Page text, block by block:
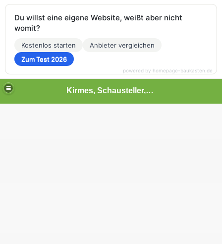
Kirmes, Schausteller,Volksfest,Chilbi,Rummel und vieles mehr
Du willst eine eigene Website, weißt aber nicht
womit?
Kostenlos starten
Anbieter vergleichen
Zum Test 2026
powered by homepage-baukasten.de